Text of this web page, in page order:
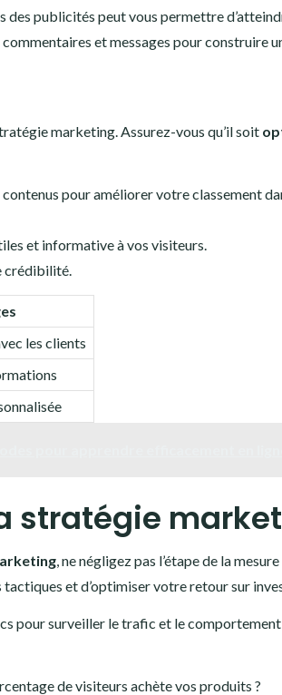
des publicités peut vous permettre
commentaires et messages pour construire
marketing. Assurez-vous qu’il soit
contenus pour améliorer votre classement
et informative à vos visiteurs.
crédibilité.
les clients
stratégie
, ne négligez pas l’étape de la
et d’optimiser votre retour sur
pour surveiller le trafic et le
de visiteurs achète vos produits ?